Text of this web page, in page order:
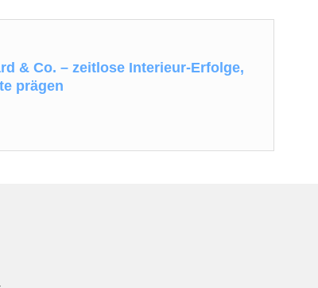
& Co. – zeitlose Interieur-Erfolge,
prägen